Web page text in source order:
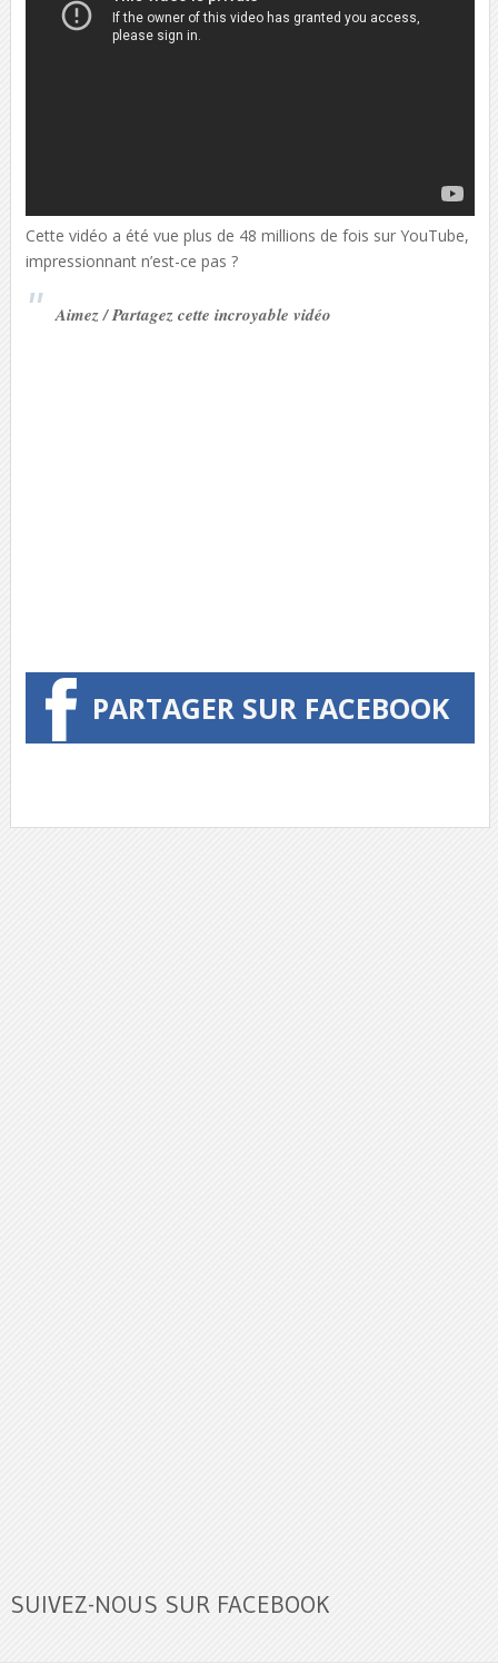
Cette vidéo a été vue plus de 48 millions de fois sur YouTube,
impressionnant n’est-ce pas ?
Aimez / Partagez cette incroyable vidéo
PARTAGER SUR FACEBOOK
SUIVEZ-NOUS SUR FACEBOOK